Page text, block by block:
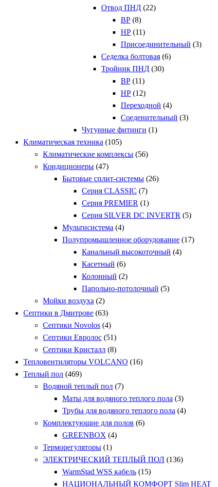
Отвод ПНД (22)
ВР (8)
НР (11)
Присоединительный (3)
Седелка болтовая (6)
Тройник ПНД (30)
ВР (11)
НР (12)
Переходной (4)
Соеденительный (3)
Чугунные фитинги (1)
Климатическая техника (105)
Климатические комплексы (56)
Кондиционеры (47)
Бытовые сплит-системы (26)
Серия CLASSIC (7)
Серия PREMIER (1)
Серия SILVER DC INVERTR (5)
Мультисистема (4)
Полупромышленное оборудование (17)
Канальный высокоточный (4)
Касетный (6)
Колонный (2)
Папольно-потолочный (5)
Мойки воздуха (2)
Септики в Дмитрове (63)
Септики Novolos (4)
Септики Евролос (51)
Септики Кристалл (8)
Тепловентиляторы VOLCANO (16)
Теплый пол (469)
Водяной теплый пол (7)
Маты для водяного теплого пола (3)
Трубы для водяного теплого пола (4)
Комплектующие для полов (6)
GREENBOX (4)
Терморегуляторы (1)
ЭЛЕКТРИЧЕСКИЙ ТЕПЛЫЙ ПОЛ (136)
WarmStad WSS кабель (15)
НАЦИОНАЛЬНЫЙ КОМФОРТ Slim HEAT